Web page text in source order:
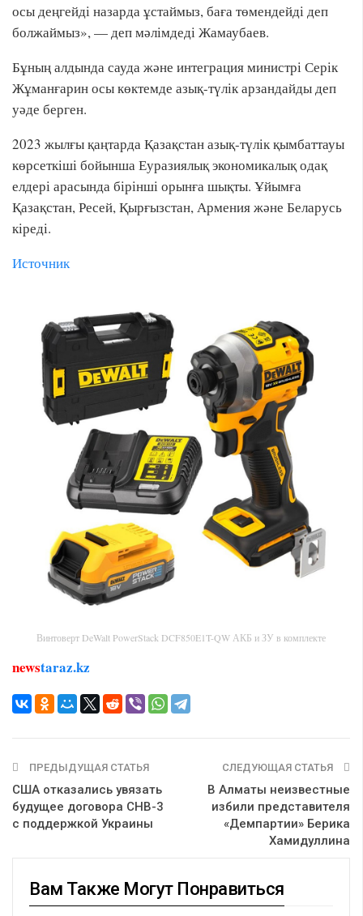
осы деңгейді назарда ұстаймыз, баға төмендейді деп
болжаймыз», — деп мәлімдеді Жамаубаев.
Бұның алдында сауда және интеграция министрі Серік
Жұманғарин осы көктемде азық-түлік арзандайды деп
уәде берген.
2023 жылғы қаңтарда Қазақстан азық-түлік қымбаттауы
көрсеткіші бойынша Еуразиялық экономикалық одақ
елдері арасында бірінші орынға шықты. Ұйымға
Қазақстан, Ресей, Қырғызстан, Армения және Беларусь
кіреді.
Источник
Винтоверт DeWalt PowerStack DCF850E1T-QW АКБ и ЗУ в комплекте
newstaraz.kz
ПРЕДЫДУЩАЯ СТАТЬЯ
США отказались увязать
будущее договора СНВ-3
с поддержкой Украины
СЛЕДУЮЩАЯ СТАТЬЯ
В Алматы неизвестные
избили представителя
«Демпартии» Берика
Хамидуллина
Вам Также Могут Понравиться